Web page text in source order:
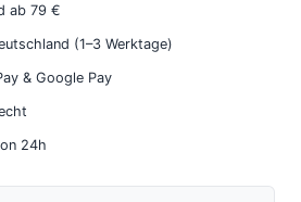
ab 79 €
(1–3 Werktage)
& Google Pay
24h